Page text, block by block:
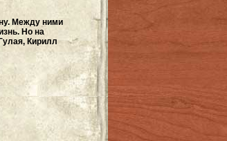
Между ними
Но на
Кирилл